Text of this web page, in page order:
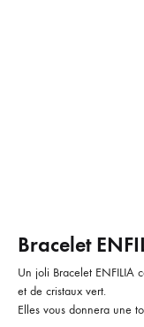
Bracelet
Un joli Bracelet ENFILIA
et de cristaux vert.
Elles vous donnera une